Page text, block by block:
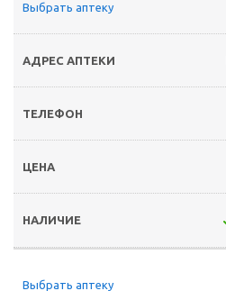
Выбрать аптеку
Выбрать аптеку